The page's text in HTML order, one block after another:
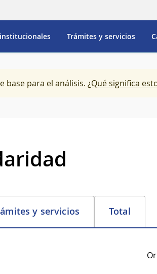
Trámites y servicios
base para el análisis. ¿Qué significa
y servicios Total